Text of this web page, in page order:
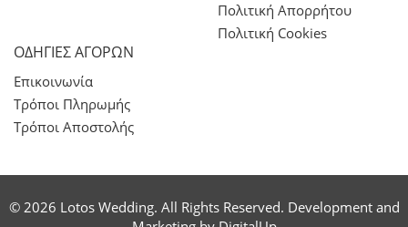
Πολιτική Απορρήτου
Πολιτική Cookies
ΟΔΗΓΙΕΣ ΑΓΟΡΩΝ
Επικοινωνία
Τρόποι Πληρωμής
Τρόποι Αποστολής
© 2026 Lotos Wedding. All Rights Reserved. Development and